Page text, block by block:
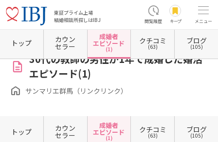
東証プライム上場
結婚相談所探しはIBJ
閲覧履歴 キープ メニュー
ホーム 群馬県の結婚相談所 群馬県伊勢崎市 サンマリエ群馬（リンクリンク） 成婚
30代の教師の男性が1年で成婚した婚活
エピソード(1)
サンマリエ群馬（リンクリンク）
トップ カウン
セラー
成婚者
エピソード
(1)
クチコミ
(63)
ブログ
(105)
トップ カウン
セラー
成婚者
エピソード
(1)
クチコミ
(63)
ブログ
(105)